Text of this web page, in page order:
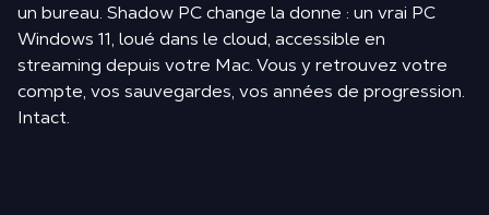
un bureau. Shadow PC change la donne : un vrai PC
Windows 11, loué dans le cloud, accessible en
streaming depuis votre Mac. Vous y retrouvez votre
compte, vos sauvegardes, vos années de progression.
Intact.